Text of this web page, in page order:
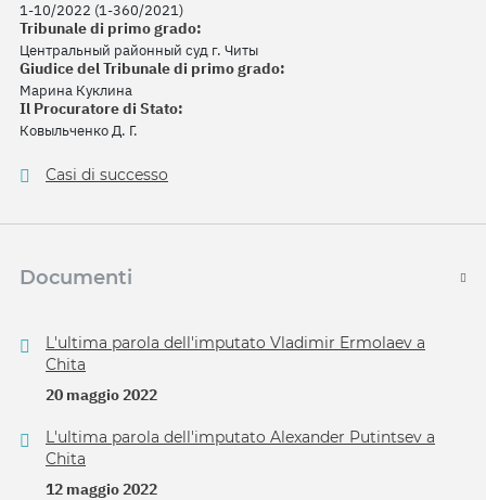
1-10/2022 (1-360/2021)
Tribunale di primo grado:
Центральный районный суд г. Читы
Giudice del Tribunale di primo grado:
Марина Куклина
Il Procuratore di Stato:
Ковыльченко Д. Г.
Casi di successo
Documenti
L'ultima parola dell'imputato Vladimir Ermolaev a
Chita
20 maggio 2022
L'ultima parola dell'imputato Alexander Putintsev a
Chita
12 maggio 2022